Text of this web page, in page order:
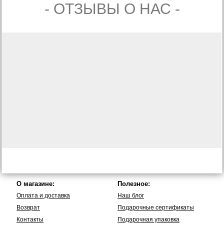
- ОТЗЫВЫ О НАС -
О магазине:
Оплата и доставка
Возврат
Контакты
Полезное:
Наш блог
Подарочные сертификаты
Подарочная упаковка